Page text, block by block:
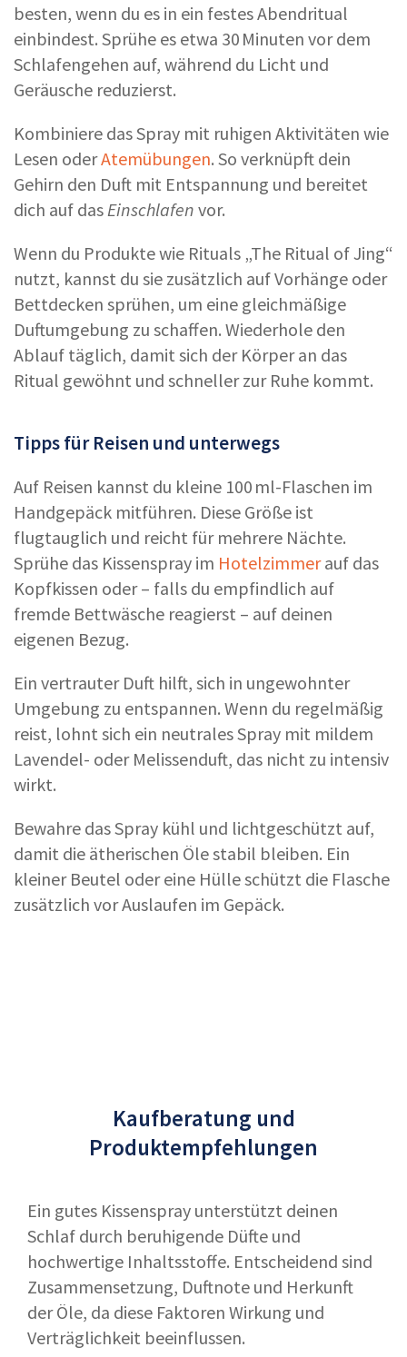
besten, wenn du es in ein festes Abendritual
einbindest. Sprühe es etwa 30 Minuten vor dem
Schlafengehen auf, während du Licht und
Geräusche reduzierst.
Kombiniere das Spray mit ruhigen Aktivitäten wie
Lesen oderAtemübungen. So verknüpft dein
Gehirn den Duft mit Entspannung und bereitet
dich auf das Einschlafen vor.
Wenn du Produkte wie Rituals „The Ritual of Jing“
nutzt, kannst du sie zusätzlich auf Vorhänge oder
Bettdecken sprühen, um eine gleichmäßige
Duftumgebung zu schaffen. Wiederhole den
Ablauf täglich, damit sich der Körper an das
Ritual gewöhnt und schneller zur Ruhe kommt.
Tipps für Reisen und unterwegs
Auf Reisen kannst du kleine 100 ml-Flaschen im
Handgepäck mitführen. Diese Größe ist
flugtauglich und reicht für mehrere Nächte.
Sprühe das Kissenspray im Hotelzimmerauf das
Kopfkissen oder – falls du empfindlich auf
fremde Bettwäsche reagierst – auf deinen
eigenen Bezug.
Ein vertrauter Duft hilft, sich in ungewohnter
Umgebung zu entspannen. Wenn du regelmäßig
reist, lohnt sich ein neutrales Spray mit mildem
Lavendel- oder Melissenduft, das nicht zu intensiv
wirkt.
Bewahre das Spray kühl und lichtgeschützt auf,
damit die ätherischen Öle stabil bleiben. Ein
kleiner Beutel oder eine Hülle schützt die Flasche
zusätzlich vor Auslaufen im Gepäck.
Kaufberatung und
Produktempfehlungen
Ein gutes Kissenspray unterstützt deinen
Schlaf durch beruhigende Düfte und
hochwertige Inhaltsstoffe. Entscheidend sind
Zusammensetzung, Duftnote und Herkunft
der Öle, da diese Faktoren Wirkung und
Verträglichkeit beeinflussen.